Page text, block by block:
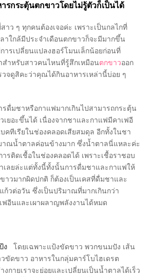
ารกระตุ้นตกขาวโดยไม่รู้ตัวก็เป็นได้
าว ๆ ทุกคนต้องเจอค่ะ เพราะเป็นกลไกที่
าใกล้มีประจำเดือนตกขาวก็จะมีมากขึ้น
การเปลี่ยนแปลงฮอร์โมนเล็กน้อยก่อนที่
สำหรับสาวคนไหนที่รู้สึกเหมือนตกขาวออก
วจดูสิคะว่าคุณได้กินอาหารเหล่านี้บ่อย ๆ
รดื่มชาหรือกาแฟมากเกินไปสามารถกระตุ้น
เยอะขึ้นได้ เนื่องจากชาและกาแฟมีคาเฟอี
คทีเรียในช่องคลอดเสียสมดุล อีกทั้งในชา
าณน้ำตาลค่อนข้างมาก ซึ่งน้ำตาลนี่แหละค่ะ
ารติดเชื้อในช่องคลอดได้ เพราะเชื้อราชอบ
เลยล่ะแต่ทั้งนี้ทั้งนั้นการดื่มชาและกาแฟให้
าวมากผิดปกติ ก็ต้องเป็นเคสที่ดื่มชาและ
ก้วต่อวัน ซึ่งเป็นปริมาณที่มากเกินกว่า
ฟอีนและเผาผลาญพลังงานได้หมด
ป้งโดยเฉพาะแป้งขัดขาว พวกขนมปัง เส้น
ขัดขาว อาหารในกลุ่มคาร์โบไฮเดรต
งกายเราจะย่อยและเปลี่ยนเป็นน้ำตาลได้เร็ว